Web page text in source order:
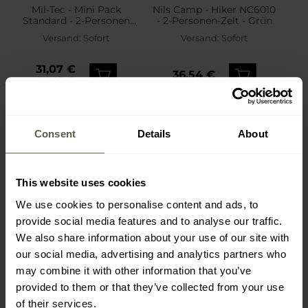
Consent Details About
This website uses cookies
We use cookies to personalise content and ads, to
provide social media features and to analyse our traffic.
We also share information about your use of our site with
our social media, advertising and analytics partners who
may combine it with other information that you’ve
provided to them or that they’ve collected from your use
of their services.
Mil-Tec - Mini Pack
Standard - 2-Personen
Zelt - Flecktarn
Versand: Sofort
31,07 €
44,49 €
Nils Camp - Hiker NC6010
- 2-Personen-Zelt - Grün
Versand: Sofort
36,54 €
Empfohlener Herstellerpreis
FINAL SALE
FINAL SALE